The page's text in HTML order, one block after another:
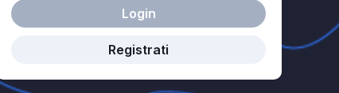
Login
Registrati